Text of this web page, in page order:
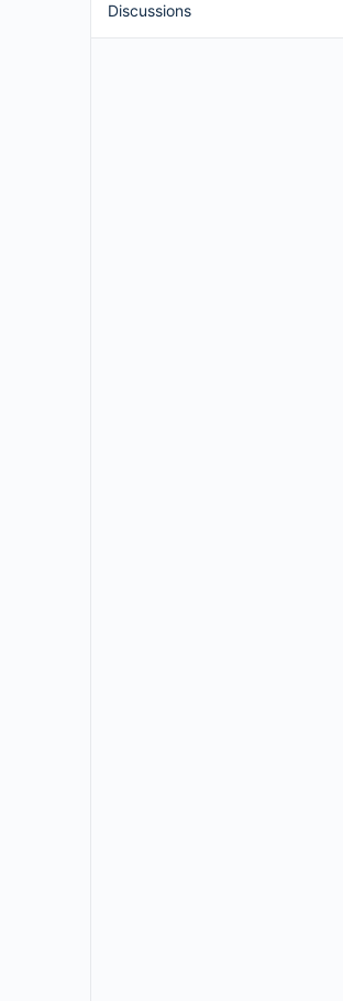
Discussions